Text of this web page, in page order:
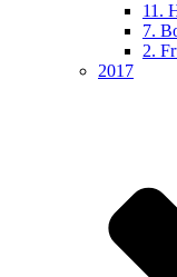
11.
7.
2.
2017